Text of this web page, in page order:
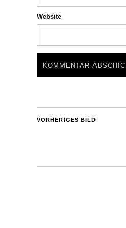
Website
VORHERIGES BILD